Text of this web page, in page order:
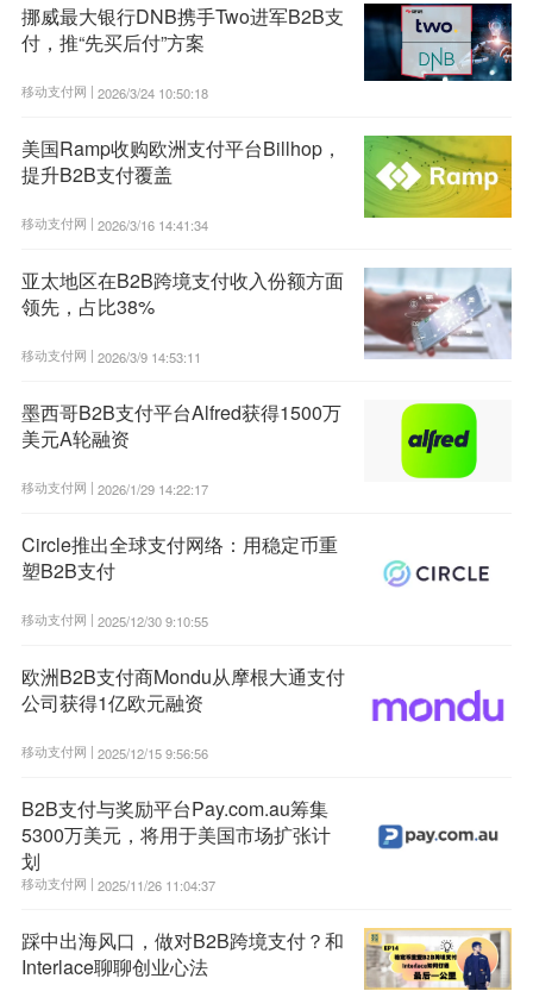
挪威最大银行DNB携手Two进军B2B支
付，推“先买后付”方案
移动支付网 | 2026/3/24 10:50:18
美国Ramp收购欧洲支付平台Billhop，
提升B2B支付覆盖
移动支付网 | 2026/3/16 14:41:34
亚太地区在B2B跨境支付收入份额方面
领先，占比38%
移动支付网 | 2026/3/9 14:53:11
墨西哥B2B支付平台Alfred获得1500万
美元A轮融资
移动支付网 | 2026/1/29 14:22:17
Circle推出全球支付网络：用稳定币重
塑B2B支付
移动支付网 | 2025/12/30 9:10:55
欧洲B2B支付商Mondu从摩根大通支付
公司获得1亿欧元融资
移动支付网 | 2025/12/15 9:56:56
B2B支付与奖励平台Pay.com.au筹集
5300万美元，将用于美国市场扩张计
划
移动支付网 | 2025/11/26 11:04:37
踩中出海风口，做对B2B跨境支付？和
Interlace聊聊创业心法